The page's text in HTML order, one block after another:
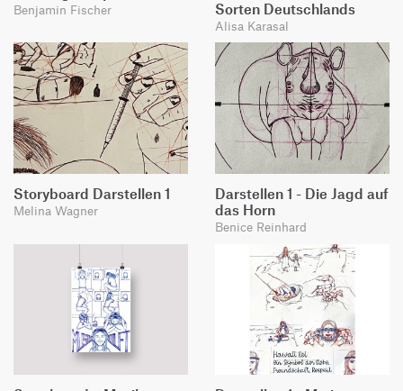
Benjamin Fischer
Sorten Deutschlands
Alisa Karasal
Storyboard Darstellen 1
Melina Wagner
Darstellen 1 - Die Jagd auf
das Horn
Benice Reinhard